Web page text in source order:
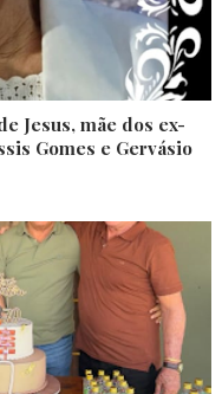
Jesus, mãe dos ex-
Gomes e Gervásio